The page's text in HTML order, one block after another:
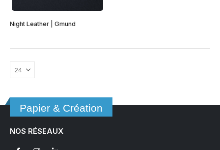
Night Leather | Gmund
Papier & Création
NOS RÉSEAUX